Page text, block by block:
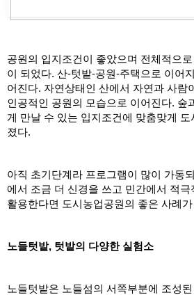
공원의 입지조건이 좋았으며 전체적으
이 되었다. 산-텃밭-공원-주택으로 이어
어진다. 자연상태인 산에서 자연과 사람
인공적인 공원의 모습으로 이어진다. 숲
게 만날 수 있는 입지조건에 맞춤맞게 도
졌다.
아직 초기단계라 프로그램이 많이 가동
에서 조금 더 신경을 쓰고 민간에서 적
활용한다면 도시농업공원의 좋은 사례
노들텃밭, 텃밭의 다양한 실험소
노들텃밭은 노들섬의 서쪽부분에 조성